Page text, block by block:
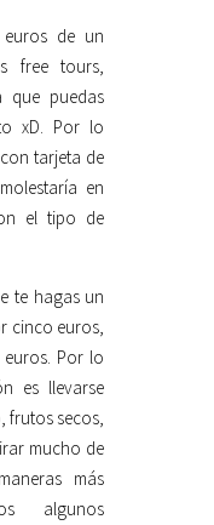
de un
free tours,
que puedas
xD. Por lo
tarjeta de
en
el tipo de
te hagas un
cinco euros,
Por lo
es llevarse
frutos secos,
mucho de
más
algunos